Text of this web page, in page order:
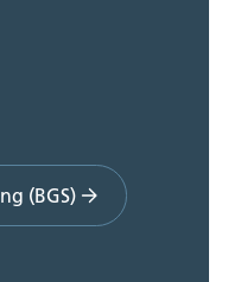
(BGS)